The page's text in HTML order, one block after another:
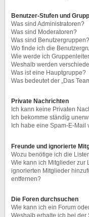
Benutzer-Stufen und
Was sind Administratoren?
Was sind Moderatoren?
Was sind Benutzergruppen?
Wo finde ich die
Wie werde ich
Weshalb werden
Was ist eine Hauptgruppe?
Was bedeutet der „Das
Private Nachrichten
Ich kann keine Privaten
Ich bekomme ständig
Ich habe eine Spam-E-
Freunde und ignorierte
Wozu benötige ich die
Wie kann ich Mitglieder zur
ignorierten Mitglieder
entfernen?
Die Foren durchsuchen
Wie kann ich ein Forum
Weshalb erhalte ich bei